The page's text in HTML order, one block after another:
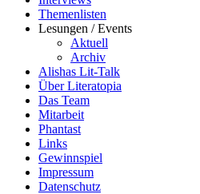
Themenlisten
Lesungen / Events
Aktuell
Archiv
Alishas Lit-Talk
Über Literatopia
Das Team
Mitarbeit
Phantast
Links
Gewinnspiel
Impressum
Datenschutz